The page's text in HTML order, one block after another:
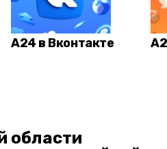
А24 в Вконтакте
области